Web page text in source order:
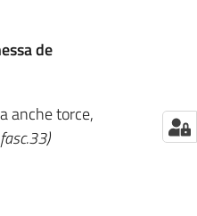
de
anche torce,